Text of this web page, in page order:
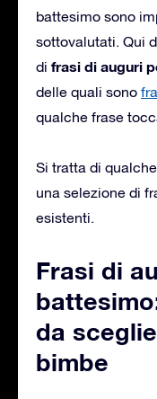
battesimo sono
sottovalutati. Qui
di frasi di auguri
delle quali sono
qualche frase
Si tratta di
una selezione di
esistenti.
Frasi di
da
bimbe